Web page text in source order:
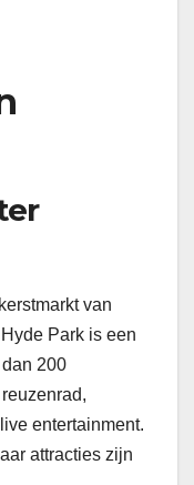
van
Park is een
200
entertainment.
attracties zijn